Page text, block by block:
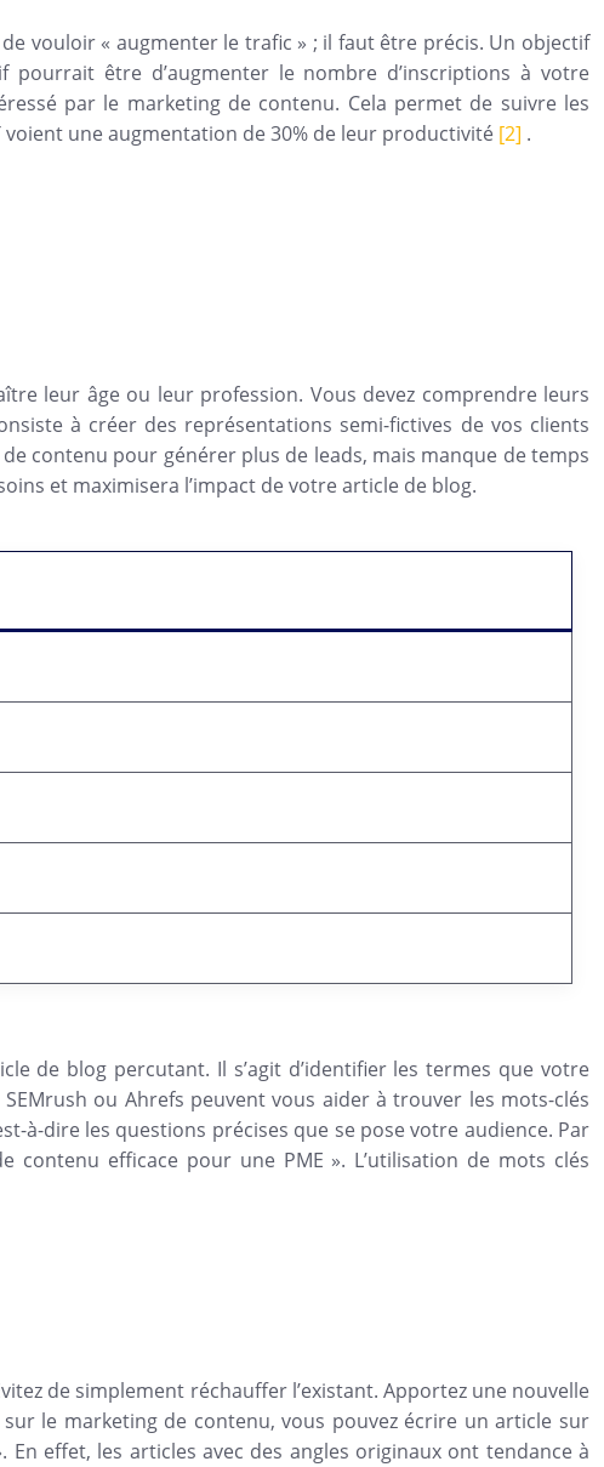
vouloir « augmenter le trafic » ; il faut être précis. Un objectif
pourrait être d’augmenter le nombre d’inscriptions à votre
par le marketing de contenu. Cela permet de suivre les
une augmentation de 30% de leur productivité [2] .
leur âge ou leur profession. Vous devez comprendre leurs
à créer des représentations semi-fictives de vos clients
contenu pour générer plus de leads, mais manque de temps
et maximisera l’impact de votre article de blog.
de blog percutant. Il s’agit d’identifier les termes que votre
ou Ahrefs peuvent vous aider à trouver les mots-clés
à-dire les questions précises que se pose votre audience. Par
efficace pour une PME ». L’utilisation de mots clés
de simplement réchauffer l’existant. Apportez une nouvelle
le marketing de contenu, vous pouvez écrire un article sur
effet, les articles avec des angles originaux ont tendance à